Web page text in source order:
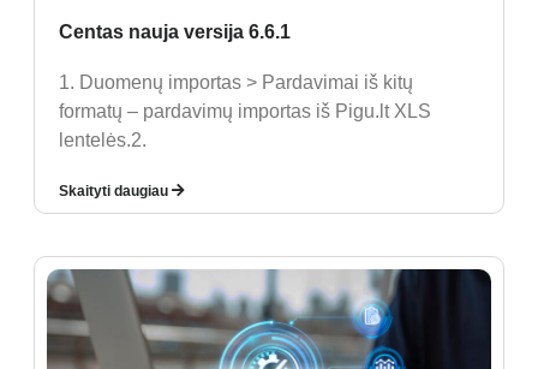
Centas nauja versija 6.6.1
1. Duomenų importas > Pardavimai iš kitų
formatų – pardavimų importas iš Pigu.lt XLS
lentelės.2.
Skaityti daugiau